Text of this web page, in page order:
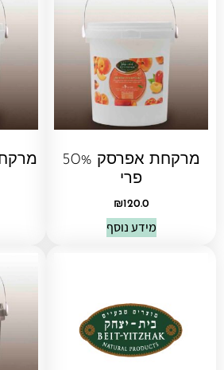
מרקחת אפרסק 50%
פרי
₪120.0
מידע נוסף